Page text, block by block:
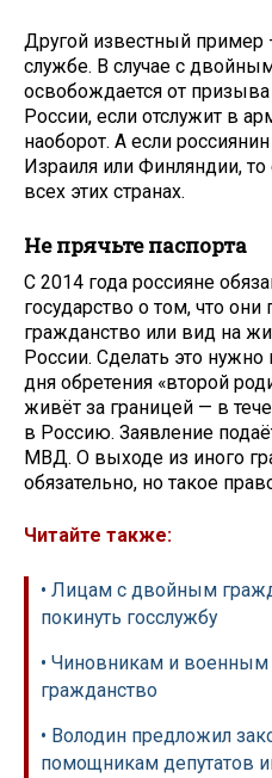
Другой известный
службе. В случае с
освобождается от
России, если отслужит в
наоборот. А если
Израиля или Финляндии,
всех этих странах.
Не прячьте паспорта
С 2014 года россияне
государство о том, что они
гражданство или вид на
России. Сделать это
дня обретения «второй
живёт за границей — в
в Россию. Заявление
МВД. О выходе из иного
обязательно, но такое
Читайте также:
• Лицам с двойным
покинуть госслужбу
• Чиновникам и военным
гражданство
• Володин предложил
помощникам депутатов